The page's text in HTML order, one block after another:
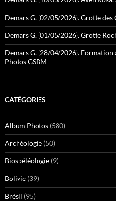
Demars G. (02/05/2026). Grotte des
Demars G. (01/05/2026). Grotte
Demars G. (28/04/2026). Formation
Photos GSBM
CATÉGORIES
Album Photos (580)
Archéologie (50)
Biospéléologie (9)
Bolivie (39)
Brésil (95)